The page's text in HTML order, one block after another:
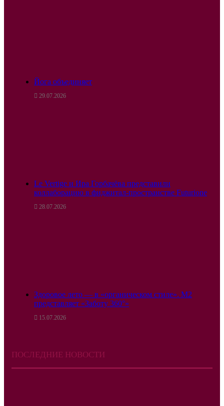
Йога объединяет
29.07.2026
Le Vertige и Ира Горбачёва представили
коллаборацию в фиджитал-пространстве Futurione
28.07.2026
Здоровое лето — в «органическом стиле». М2
представляет «Заботу 360°»
15.07.2026
ПОСЛЕДНИЕ НОВОСТИ